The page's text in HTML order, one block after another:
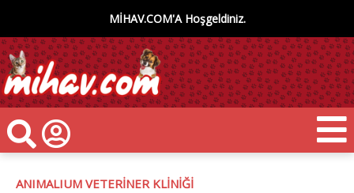
MİHAV.COM'A Hoşgeldiniz.
ANIMALIUM VETERİNER KLİNİĞİ